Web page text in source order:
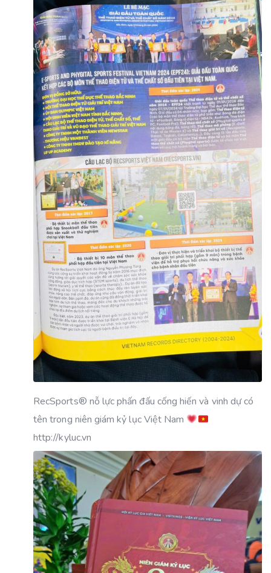
RecSports®️ nỗ lực phấn đấu cống hiến và vinh dự có
tên trong niên giám kỷ lục Việt Nam
http://kyluc.vn